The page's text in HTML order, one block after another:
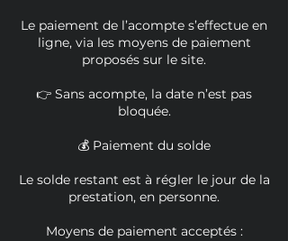
Le paiement de l’acompte s’effectue en
ligne, via les moyens de paiement
proposés sur le site.
👉 Sans acompte, la date n’est pas
bloquée.
💰 Paiement du solde
Le solde restant est à régler le jour de la
prestation, en personne.
Moyens de paiement acceptés :